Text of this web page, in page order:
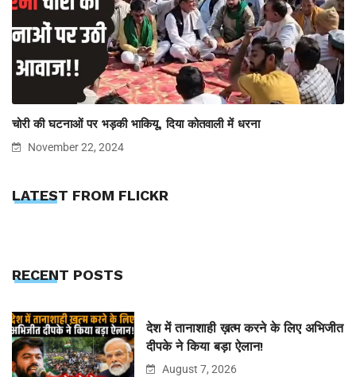
चोरी की घटनाओं पर भड़की भाकियू, दिया कोतवाली में धरना
November 22, 2024
LATEST FROM FLICKR
RECENT POSTS
देश में तानाशाही ख़त्म करने के लिए अभिजीत
दीपके ने किया बड़ा ऐलान!
August 7, 2026